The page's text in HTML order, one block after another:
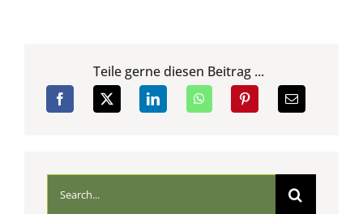
Teile gerne diesen Beitrag ...
nach: